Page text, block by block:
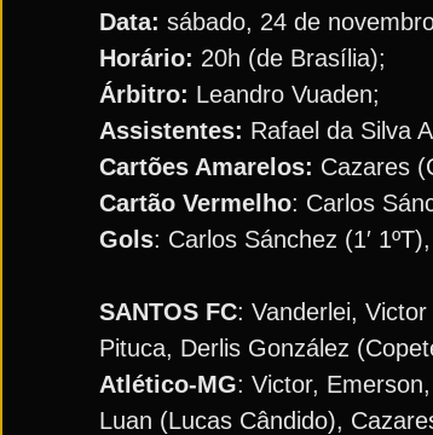
Data: sábado, 24 de
Horário: 20h (de Brasília);
Árbitro: Leandro Vuaden;
Assistentes: Rafael da Silva
Cartões Amarelos: Cazares
Cartão Vermelho: Carlos
Gols: Carlos Sánchez (1′
SANTOS FC: Vanderlei,
Pituca, Derlis González
Atlético-MG: Victor,
Luan (Lucas Cândido),